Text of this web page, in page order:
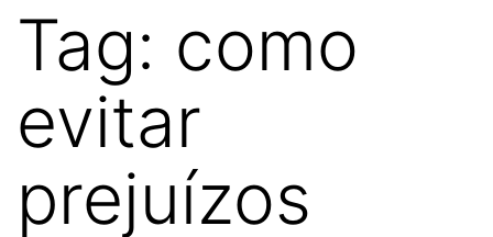
Tag: como
evitar
prejuízos